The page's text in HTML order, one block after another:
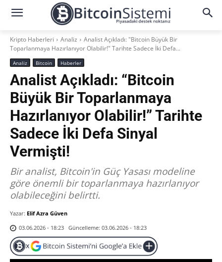
Kripto Haberleri Analiz
Analist Açıkladı: "Bitcoin Büyük Bir
Toparlanmaya Hazırlanıyor Olabilir!" Tarihte Sadece İki Defa...
Analiz Bitcoin Haberler
Analist Açıkladı: “Bitcoin
Büyük Bir Toparlanmaya
Hazırlanıyor Olabilir!” Tarihte
Sadece İki Defa Sinyal
Vermişti!
Bir analist, Bitcoin'in Güç Yasası modeline
göre önemli bir toparlanmaya hazırlanıyor
olabileceğini belirtti.
Yazar: Elif Azra Güven
03.06.2026 - 18:23 Güncelleme: 03.06.2026 - 18:23